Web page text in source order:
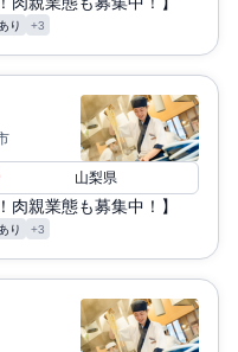
り +3
山梨県
肉親業態も募集中！】
り +3